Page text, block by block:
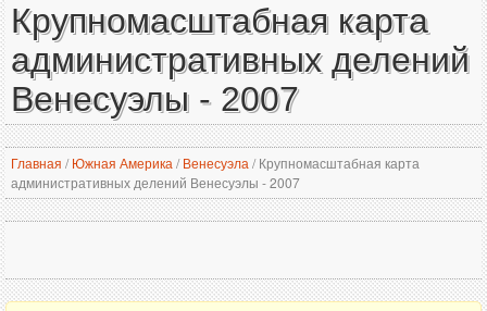
Крупномасштабная карта
административных делений
Венесуэлы - 2007
Главная / Южная Америка / Венесуэла /Крупномасштабная карта
административных делений Венесуэлы - 2007